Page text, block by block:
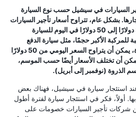
السيارات في سيشيل حسب نوع السيارة
بشكل عام، تتراوح أسعار تأجير السيارات
في سيشيل من حوالي 30 دولارًا إلى 50 دولارًا في اليوم للسيارة
للمركبة الأكبر حجمًا، مثل سيارة الدفع
الرباعي أو الحافلة الصغيرة، يمكن أن يتراوح السعر اليومي من 50 دولارًا
يمكن أن تختلف الأسعار أيضًا حسب الموسم،
الذروة (نوفمبر إلى أبريل).
عند استئجار سيارة في سيشيل، فهناك بعض
بها. أولاً، فكر في استئجار سيارة لفترة أطول
شركات تأجير السيارات خصومات على